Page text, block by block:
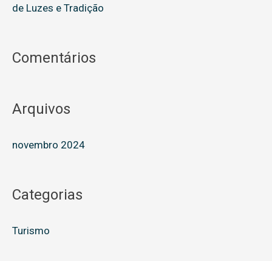
de Luzes e Tradição
Comentários
Arquivos
novembro 2024
Categorias
Turismo